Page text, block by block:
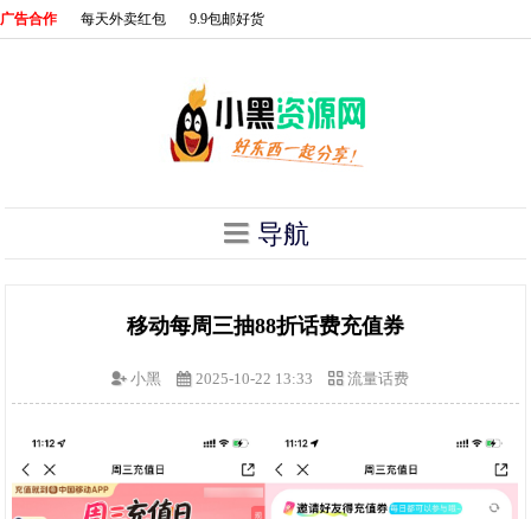
广告合作 每天外卖红包 9.9包邮好货
导航
移动每周三抽88折话费充值券
小黑 2025-10-22 13:33 流量话费